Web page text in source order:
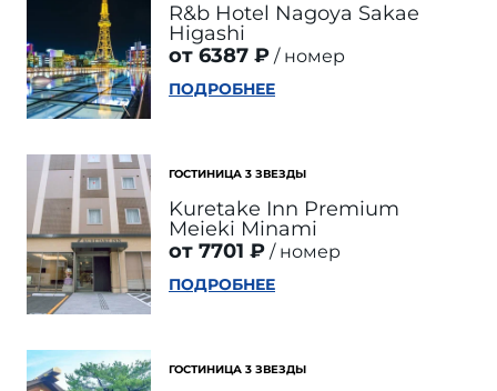
R&b Hotel Nagoya Sakae
Higashi
от 6387 ₽
номер
ПОДРОБНЕЕ
ГОСТИНИЦА 3 ЗВЕЗДЫ
Kuretake Inn Premium
Meieki Minami
от 7701 ₽
номер
ПОДРОБНЕЕ
ГОСТИНИЦА 3 ЗВЕЗДЫ